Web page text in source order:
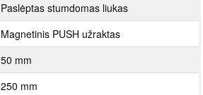
Paslėptas stumdomas liukas
Magnetinis PUSH užraktas
50 mm
250 mm